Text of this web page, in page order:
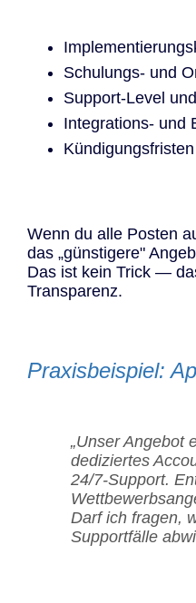
Schulungs- und
Support-Level
Integrations- und
Wenn du alle Posten
das „günstigere"
Das ist kein Trick —
Transparenz.
Praxisbeispiel:
„Unser Angebot
dediziertes
24/7-Support.
Darf ich fragen,
Supportfälle